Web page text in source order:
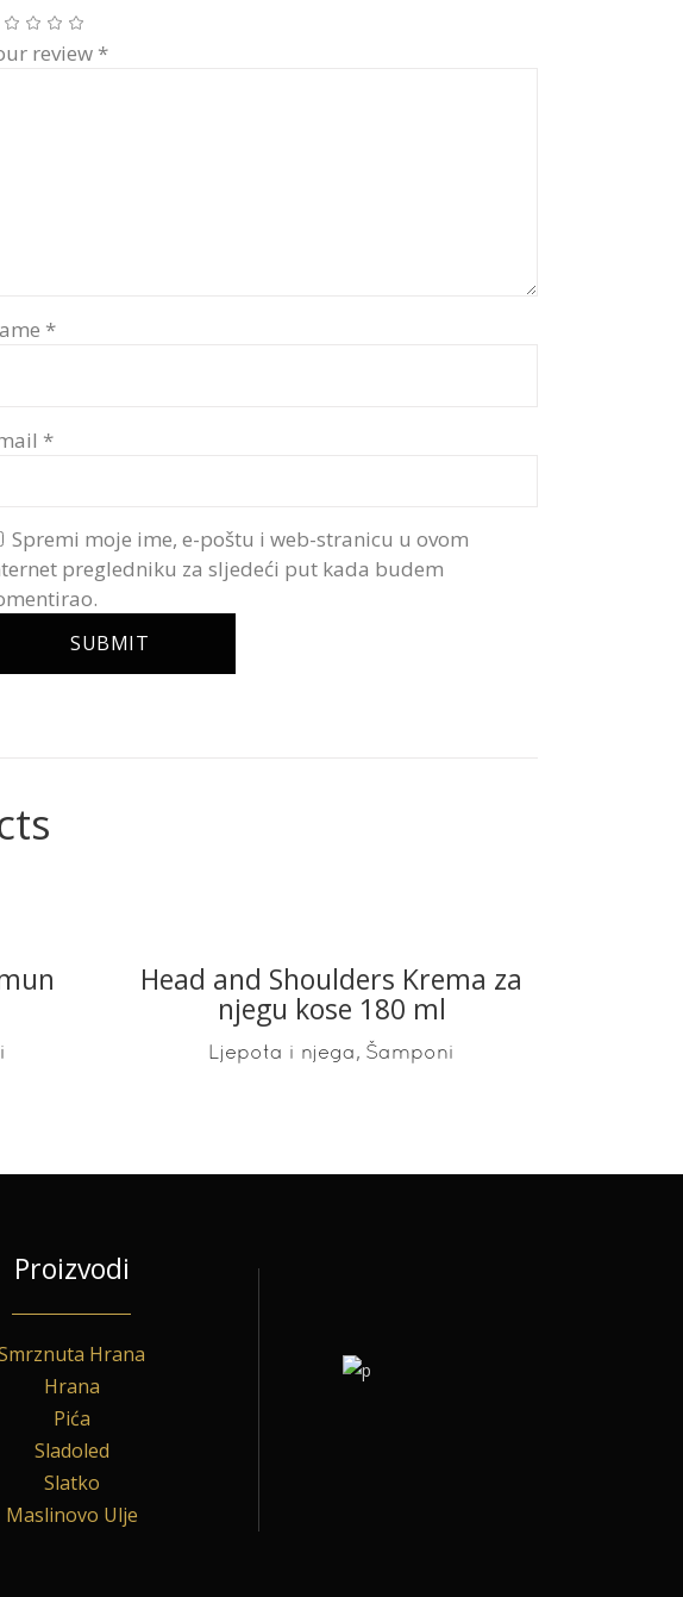
review *
*
*
Spremi moje ime, e-poštu i web-stranicu u ovom
pregledniku za sljedeći put kada budem
READ MORE
Head and Shoulders Krema za
njegu kose 180 ml
Ljepota i njega, Šamponi
Proizvodi
Hrana
Hrana
Pića
Sladoled
Slatko
Maslinovo Ulje